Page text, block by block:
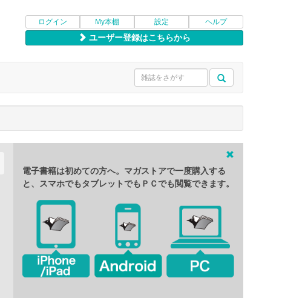
ログイン My本棚 設定 ヘルプ
ユーザー登録はこちらから
電子書籍は初めての方へ。マガストアで一度購入する
と、スマホでもタブレットでもＰＣでも閲覧できます。